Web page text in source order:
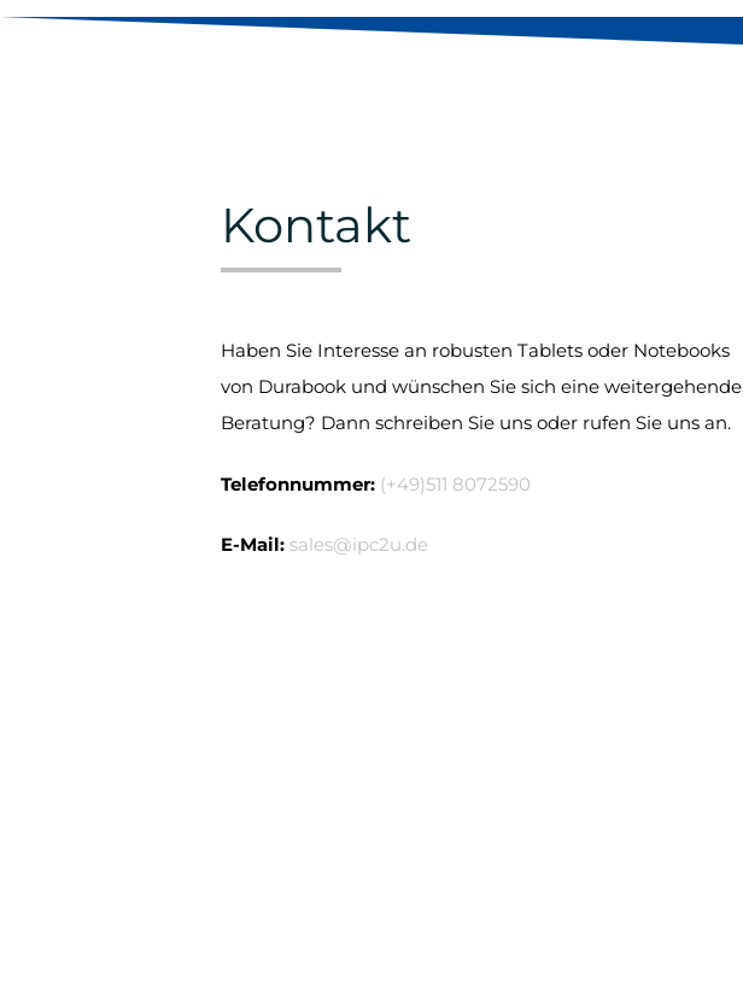
Kontakt
Haben Sie Interesse an robusten Tablets oder Notebooks
von Durabook und wünschen Sie sich eine weitergehende
Beratung? Dann schreiben Sie uns oder rufen Sie uns an.
Telefonnummer: (+49)511 8072590
E-Mail: sales@ipc2u.de